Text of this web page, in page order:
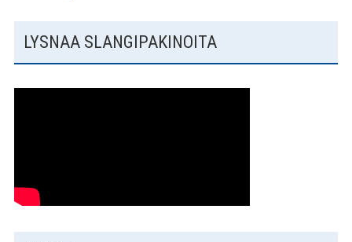
LYSNAA SLANGIPAKINOITA